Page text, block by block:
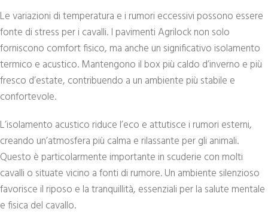
Le variazioni di temperatura e i rumori eccessivi possono essere
fonte di stress per i cavalli. I pavimenti Agrilock non solo
forniscono comfort fisico, ma anche un significativo isolamento
termico e acustico. Mantengono il box più caldo d’inverno e più
fresco d’estate, contribuendo a un ambiente più stabile e
confortevole.
L’isolamento acustico riduce l’eco e attutisce i rumori esterni,
creando un’atmosfera più calma e rilassante per gli animali.
Questo è particolarmente importante in scuderie con molti
cavalli o situate vicino a fonti di rumore. Un ambiente silenzioso
favorisce il riposo e la tranquillità, essenziali per la salute mentale
e fisica del cavallo.